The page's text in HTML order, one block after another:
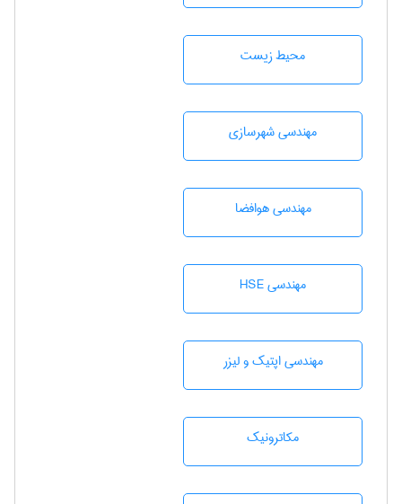
محيط زيست
مهندسی شهرسازی
مهندسی هوافضا
مهندسی HSE
مهندسی اپتیک و لیزر
مکاترونیک